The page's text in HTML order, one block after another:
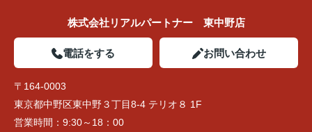
株式会社リアルパートナー 東中野店
電話をする お問い合わせ
〒164-0003
東京都中野区東中野３丁目8-4 テリオ８ 1F
営業時間： 9:30～18：00